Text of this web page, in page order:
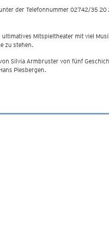
der Telefonnummer 02742/35
Mitspieltheater mit viel
zu stehen.
Silvia Armbruster von fünf
Piesbergen.